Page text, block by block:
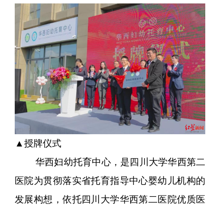
▲授牌仪式
华西妇幼托育中心，是四川大学华西第二
医院为贯彻落实省托育指导中心婴幼儿机构的
发展构想，依托四川大学华西第二医院优质医